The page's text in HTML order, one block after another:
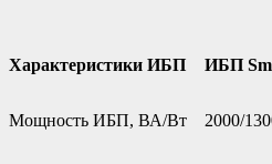
Характеристики ИБП ИБП
Мощность ИБП, ВА/Вт 2000/